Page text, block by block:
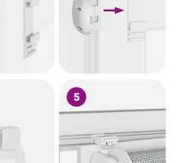
на изпращане на
покупки на стойност до
20% от стойността на
лв. / €511.31
на поръчката се
лв. / €1022.61